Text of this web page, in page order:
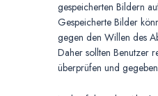
gespeicherten Bildern
Gespeicherte Bilder
gegen den Willen des
Daher sollten Benutzer
überprüfen und